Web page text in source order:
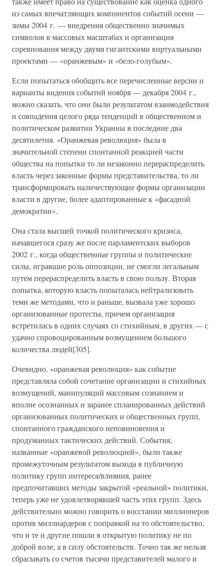
из самых впечатляющих компонентов событий осени —
зимы 2004 г. — внедрения общественно значимых
символов в массовых масштабах и организация
соревнования между двумя гигантскими виртуальными
проектами — «оранжевым» и «бело-голубым».
Если попытаться обобщить все перечисленные версии и
варианты видения событий ноября — декабря 2004 г.,
можно сказать, что они были результатом взаимодействия
и совпадения целого ряда тенденций в общественном и
политическом развитии Украины в последние два
десятилетия. «Оранжевая революция» была в
значительной степени спонтанной реакцией части
общества на попытки то ли незаконно перераспределить
власть через законные формы представительства, то ли
трансформировать наличествующие формы организации
власти в другие, более адаптированные к «фасадной
демократии».
Она стала высшей точкой политического кризиса,
начавшегося сразу же после парламентских выборов
2002 г., когда общественные группы и политические
силы, игравшие роль оппозиции, не смогли легальным
путем перераспределить власть в свою пользу. Вторая
попытка, которую власть попыталась нейтрализовать
теми же методами, что и раньше, вызвала уже хорошо
организованные протесты, причем организация
встретилась в одних случаях со стихийным, в других — с
удачно спровоцированным возмущением большого
количества людей[305].
Очевидно, «оранжевая революция» как событие
представляла собой сочетание организации и стихийных
возмущений, манипуляций массовым сознанием и
вполне осознанных и заранее спланированных действий
организованных политических и общественных групп,
спонтанного гражданского неповиновения и
продуманных тактических действий. События,
названные «оранжевой революцией», были также
промежуточным результатом выхода в публичную
политику групп интереса/влияния, ранее
предпочитавших методы закрытой «реальной» политики,
теперь уже не удовлетворявшей часть этих групп. Здесь
действительно можно говорить о восстании миллионеров
против миллиардеров с поправкой на то обстоятельство,
что и те и другие пошли в открытую политику не по
доброй воле, а в силу обстоятельств. Точно так же нельзя
сбрасывать со счетов тысячи представителей малого и